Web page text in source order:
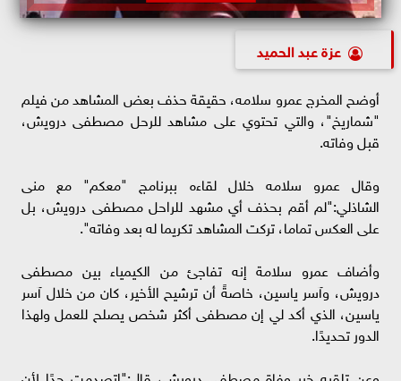
عزة عبد الحميد
أوضح المخرج عمرو سلامه، حقيقة حذف بعض المشاهد من فيلم
"شماريخ"، والتي تحتوي على مشاهد للرحل مصطفى درويش،
قبل وفاته.
وقال عمرو سلامه خلال لقاءه ببرنامج "معكم" مع منى
الشاذلي:"لم أقم بحذف أي مشهد للراحل مصطفى درويش، بل
على العكس تماما، تركت المشاهد تكريما له بعد وفاته".
وأضاف عمرو سلامة إنه تفاجئ من الكيمياء بين مصطفى
درويش، وآسر ياسين، خاصةً أن ترشيح الأخير، كان من خلال آسر
ياسين، الذي أكد لي إن مصطفى أكثر شخص يصلح للعمل ولهذا
الدور تحديدًا.